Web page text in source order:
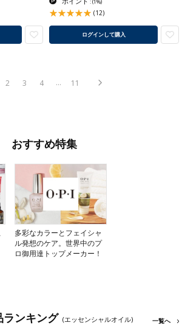
(12)
ログインして購入
2 3 4 ... 11
おすすめ特集
多彩なカラーとフェイシャ
ル発想のケア。世界中のプ
ロ御用達トップメーカー！
ランキング (エッセンシャルオイル) 一覧へ